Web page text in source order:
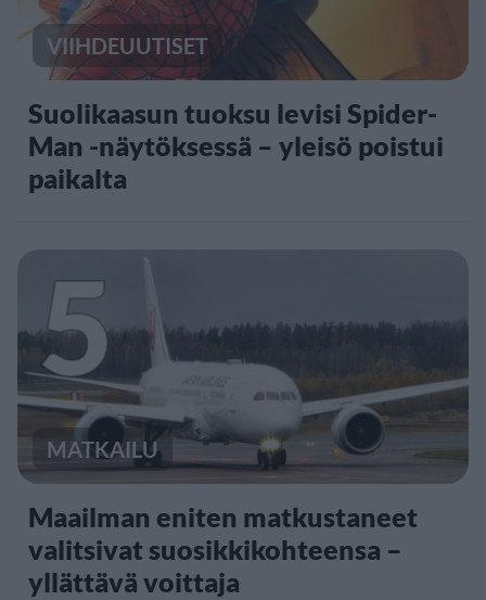
VIIHDEUUTISET
Suolikaasun tuoksu levisi Spider-
Man -näytöksessä – yleisö poistui
paikalta
5
MATKAILU
Maailman eniten matkustaneet
valitsivat suosikkikohteensa –
yllättävä voittaja